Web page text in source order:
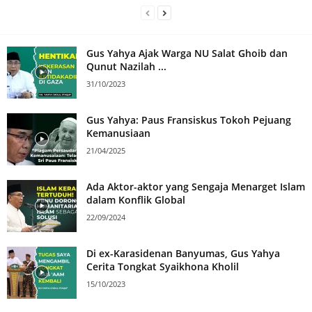
Gus Yahya Ajak Warga NU Salat Ghoib dan
Qunut Nazilah ...
31/10/2023
Gus Yahya: Paus Fransiskus Tokoh Pejuang
Kemanusiaan
21/04/2025
Ada Aktor-aktor yang Sengaja Menarget Islam
dalam Konflik Global
22/09/2024
Di ex-Karasidenan Banyumas, Gus Yahya
Cerita Tongkat Syaikhona Kholil
15/10/2023